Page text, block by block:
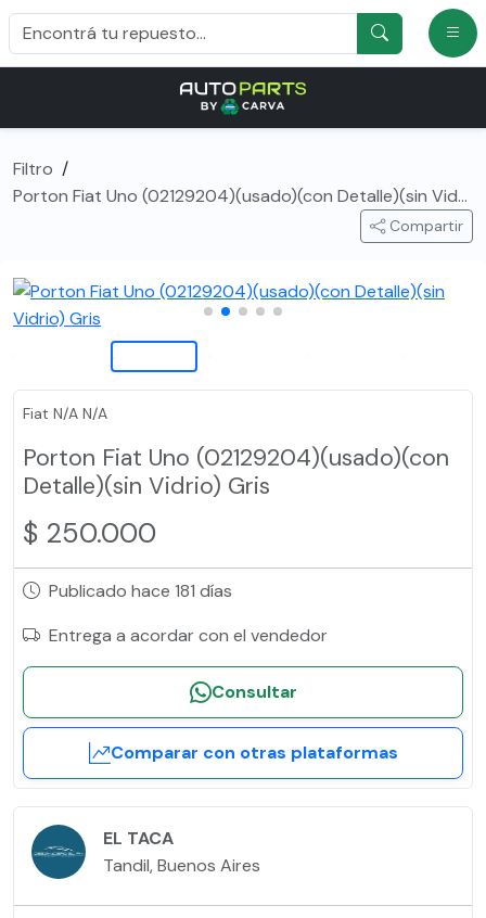
Filtro /
Porton Fiat Uno (02129204)(usado)(con Detalle)(sin Vidrio) Gris
Compartir
Fiat N/A N/A
Porton Fiat Uno (02129204)(usado)(con
Detalle)(sin Vidrio) Gris
$ 250.000
Publicado hace 181 días
Entrega a acordar con el vendedor
Consultar
Comparar con otras plataformas
EL TACA
Tandil, Buenos Aires